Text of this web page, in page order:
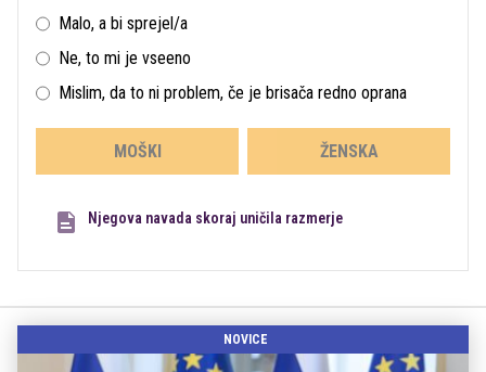
Malo, a bi sprejel/a
Ne, to mi je vseeno
Mislim, da to ni problem, če je brisača redno oprana
MOŠKI ŽENSKA
Njegova navada skoraj uničila razmerje
NOVICE